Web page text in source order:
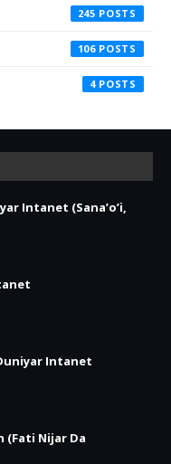
245
106
4
Intanet (Sana’o’i,
Intanet
(Fati Nijar Da